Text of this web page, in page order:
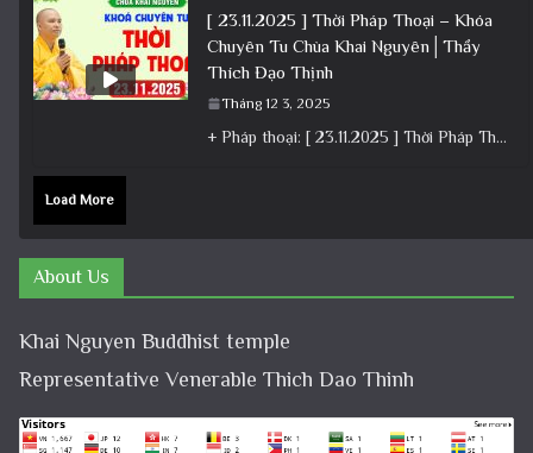
[ 23.11.2025 ] Thời Pháp Thoại – Khóa
Chuyên Tu Chùa Khai Nguyên│Thầy
Thích Đạo Thịnh
Tháng 12 3, 2025
+ Pháp thoại: [ 23.11.2025 ] Thời Pháp Thoại – Khóa Chuyên Tu Chùa Khai Nguyên│Thầy Thích Đạo Thịnh +
Load More
About Us
Khai Nguyen Buddhist temple
Representative Venerable Thich Dao Thinh